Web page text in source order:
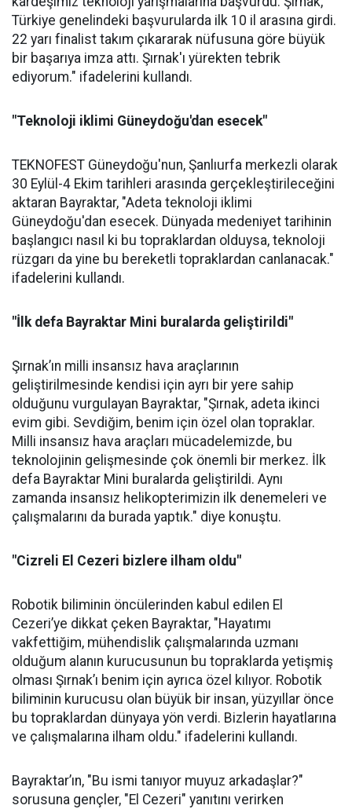
Türkiye genelindeki başvurularda ilk 10 il arasına girdi.
22 yarı finalist takım çıkararak nüfusuna göre büyük
bir başarıya imza attı. Şırnak'ı yürekten tebrik
ediyorum." ifadelerini kullandı.
"Teknoloji iklimi Güneydoğu'dan esecek"
TEKNOFEST Güneydoğu'nun, Şanlıurfa merkezli olarak
30 Eylül-4 Ekim tarihleri arasında gerçekleştirileceğini
aktaran Bayraktar, "Adeta teknoloji iklimi
Güneydoğu'dan esecek. Dünyada medeniyet tarihinin
başlangıcı nasıl ki bu topraklardan olduysa, teknoloji
rüzgarı da yine bu bereketli topraklardan canlanacak."
ifadelerini kullandı.
"İlk defa Bayraktar Mini buralarda geliştirildi"
Şırnak’ın milli insansız hava araçlarının
geliştirilmesinde kendisi için ayrı bir yere sahip
olduğunu vurgulayan Bayraktar, "Şırnak, adeta ikinci
evim gibi. Sevdiğim, benim için özel olan topraklar.
Milli insansız hava araçları mücadelemizde, bu
teknolojinin gelişmesinde çok önemli bir merkez. İlk
defa Bayraktar Mini buralarda geliştirildi. Aynı
zamanda insansız helikopterimizin ilk denemeleri ve
çalışmalarını da burada yaptık." diye konuştu.
"Cizreli El Cezeri bizlere ilham oldu"
Robotik biliminin öncülerinden kabul edilen El
Cezeri’ye dikkat çeken Bayraktar, "Hayatımı
vakfettiğim, mühendislik çalışmalarında uzmanı
olduğum alanın kurucusunun bu topraklarda yetişmiş
olması Şırnak’ı benim için ayrıca özel kılıyor. Robotik
biliminin kurucusu olan büyük bir insan, yüzyıllar önce
bu topraklardan dünyaya yön verdi. Bizlerin hayatlarına
ve çalışmalarına ilham oldu." ifadelerini kullandı.
Bayraktar’ın, "Bu ismi tanıyor muyuz arkadaşlar?"
sorusuna gençler, "El Cezeri" yanıtını verirken